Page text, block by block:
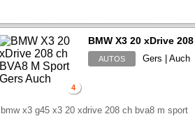
4
BMW X3 20 xDrive
AUTOS Gers | Auch
bmw x3 g45 x3 20 xdrive 208 ch bva8 m sport